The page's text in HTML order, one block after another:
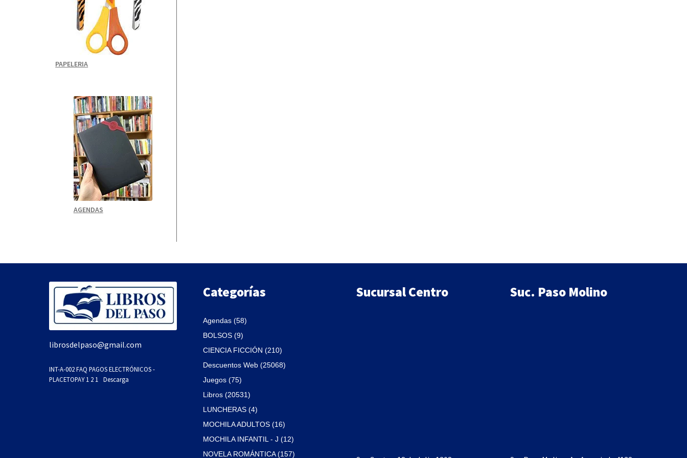
PAPELERIA
AGENDAS
librosdelpaso@gmail.com
INT-A-002 FAQ PAGOS ELECTRÓNICOS -
PLACETOPAY 1 2 1
Descarga
Categorías
Agendas (58)
BOLSOS (9)
CIENCIA FICCIÓN (210)
Descuentos Web (25068)
Juegos (75)
Libros (20531)
LUNCHERAS (4)
MOCHILA ADULTOS (16)
MOCHILA INFANTIL - J (12)
NOVELA ROMÁNTICA (157)
Sucursal Centro Suc. Paso Molino